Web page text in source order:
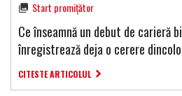
Start promițător
Ce înseamnă un debut de carieră
înregistrează deja o cerere
CITESTE ARTICOLUL